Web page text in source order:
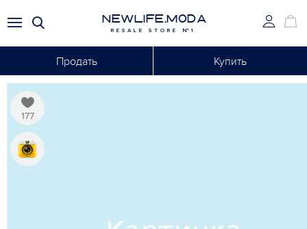
NEWLIFE.MODA
RESALE STORE №1
Продать Купить
177